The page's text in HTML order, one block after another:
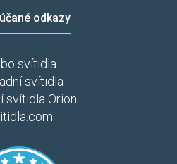
odkazy
svítidla
svítidla
svítidla Orion